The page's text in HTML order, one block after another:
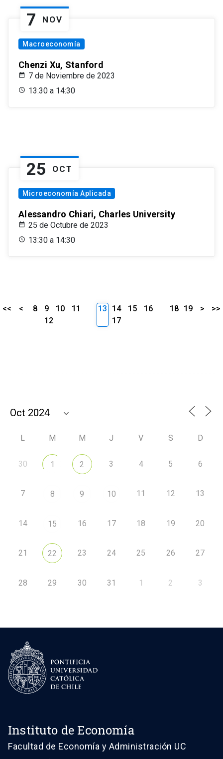
7 NOV
Macroeconomía
Chenzi Xu, Stanford
7 de Noviembre de 2023
13:30 a 14:30
25 OCT
Microeconomía Aplicada
Alessandro Chiari, Charles University
25 de Octubre de 2023
13:30 a 14:30
<< < 8 9 10
11
12
13 14 15
16
17
18 19 > >>
L M M J V S D
30 1 2 3 4 5 6
7 8 9 10 11 12 13
14 15 16 17 18 19 20
21 22 23 24 25 26 27
28 29 30 31 1 2 3
Instituto de Economía
Facultad de Economía y Administración UC